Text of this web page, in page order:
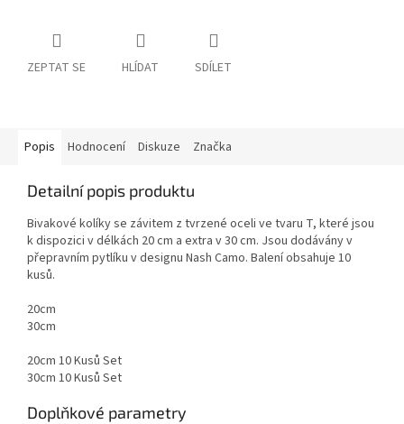
ZEPTAT SE HLÍDAT SDÍLET
Popis Hodnocení Diskuze Značka
Detailní popis produktu
Bivakové kolíky se závitem z tvrzené oceli ve tvaru T, které jsou
k dispozici v délkách 20 cm a extra v 30 cm. Jsou dodávány v
přepravním pytlíku v designu Nash Camo. Balení obsahuje 10
kusů.
20cm
30cm
20cm 10 Kusů Set
30cm 10 Kusů Set
Doplňkové parametry